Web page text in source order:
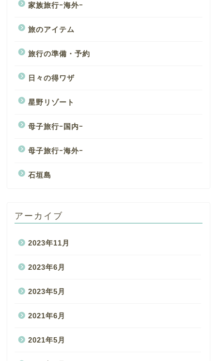
家族旅行ｰ海外ｰ
旅のアイテム
旅行の準備・予約
日々の得ワザ
星野リゾート
母子旅行ｰ国内ｰ
母子旅行ｰ海外ｰ
石垣島
アーカイブ
2023年11月
2023年6月
2023年5月
2021年6月
2021年5月